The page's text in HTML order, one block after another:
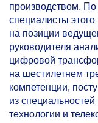
производством.
специалисты
на позиции
руководителя
цифровой
на шестилетнем
компетенции,
из
технологии и